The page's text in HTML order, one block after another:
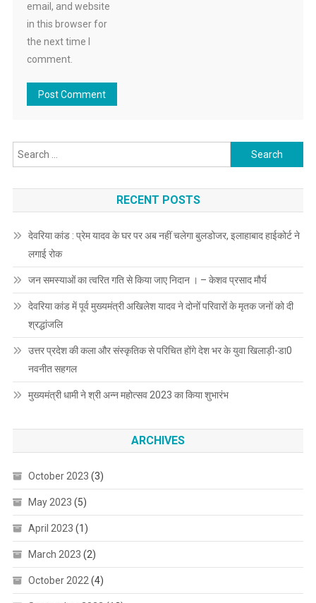
email, and website
in this browser for
the next time I
comment.
Search
for:
RECENT POSTS
देवरिया कांड : प्रेम यादव के घर पर अब नहीं चलेगा बुलडोजर, इलाहाबाद हाईकोर्ट ने
लगाई रोक
जन समस्याओं का त्वरित गति से किया जाए निदान । – केशव प्रसाद मौर्य
देवरिया कांड में पूर्व मुख्यमंत्री अखिलेश यादव ने दोनों परिवारों के मृतक जनों को दी
श्रद्धांजलि
उत्तर प्रदेश की कला और संस्कृतिक से परिचित होंगे देश भर के युवा खिलाड़ी-डा0
नवनीत सहगल
मुख्यमंत्री धामी ने श्री अन्न महोत्सव 2023 का किया शुभारंभ
ARCHIVES
October 2023 (3)
May 2023 (5)
April 2023 (1)
March 2023 (2)
October 2022 (4)